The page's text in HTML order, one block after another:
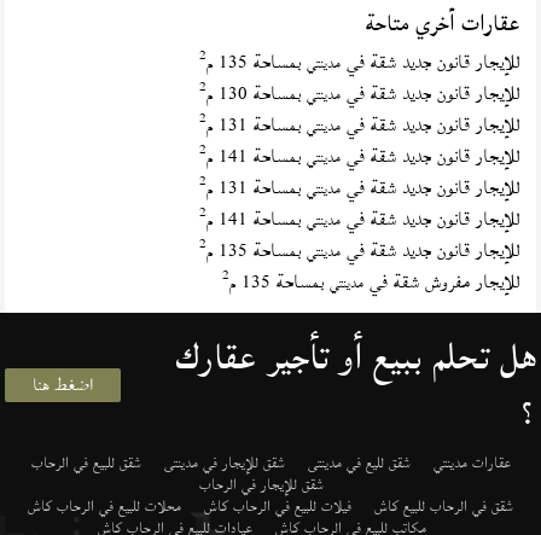
عقارات أخري متاحة
للإيجار قانون جديد شقة فيمدينتي بمساحة 135 م 2
للإيجار قانون جديد شقة فيمدينتي بمساحة 130 م 2
للإيجار قانون جديد شقة فيمدينتي بمساحة 131 م 2
للإيجار قانون جديد شقة فيمدينتي بمساحة 141 م 2
للإيجار قانون جديد شقة فيمدينتي بمساحة 131 م 2
للإيجار قانون جديد شقة فيمدينتي بمساحة 141 م 2
للإيجار قانون جديد شقة فيمدينتي بمساحة 135 م 2
للإيجار مفروش شقة فيمدينتي بمساحة 135 م 2
هل تحلم ببيع أو تأجير عقارك
؟ اضغط هنا
عقارات مدينتي شقق لليع في مدينتى شقق للإيجار في مدينتى شقق للبيع في الرحاب
شقق للإيجار في الرحاب
شقق في الرحاب للبيع كاش فيلات للبيع في الرحاب كاش محلات للبيع في الرحاب كاش
مكاتب للبيع في الرحاب كاش عيادات للبيع في الرحاب كاش